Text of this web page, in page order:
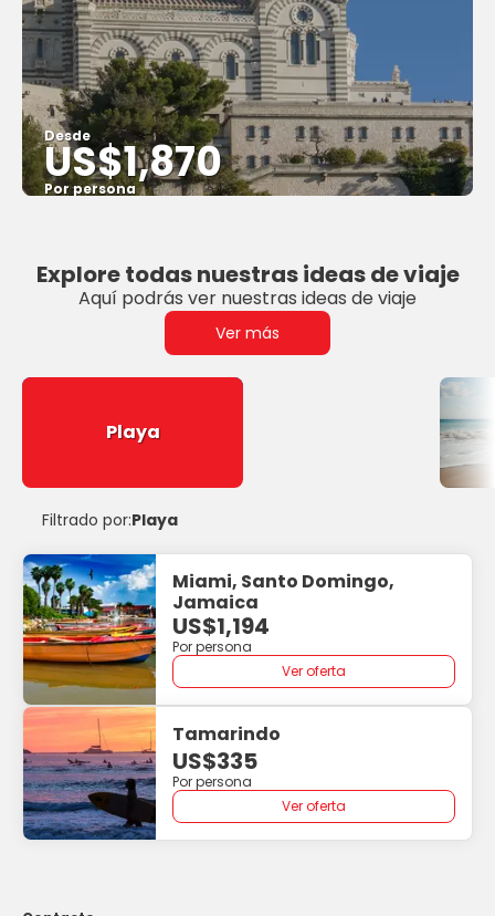
Desde
US$1,870
Por persona
Explore todas nuestras ideas de viaje
Aquí podrás ver nuestras ideas de viaje
Ver más
Playa
Filtrado por:Playa
Miami, Santo Domingo,
Jamaica
US$1,194
Por persona
Ver oferta
Tamarindo
US$335
Por persona
Ver oferta